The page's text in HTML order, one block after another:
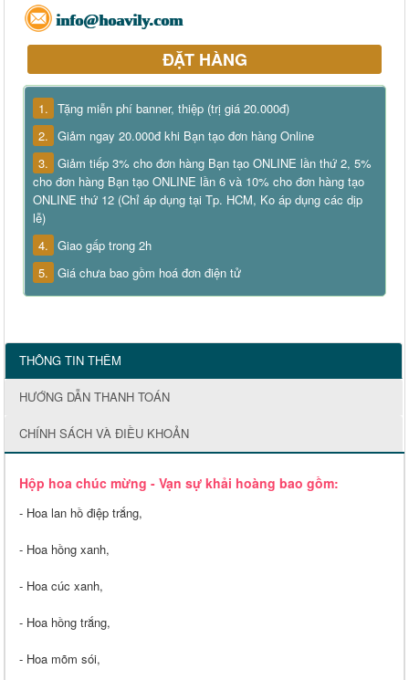
info@hoavily.com
ĐẶT HÀNG
1. Tặng miễn phí banner, thiệp (trị giá 20.000đ)
2. Giảm ngay 20.000đ khi Bạn tạo đơn hàng Online
3. Giảm tiếp 3% cho đơn hàng Bạn tạo ONLINE lần thứ 2, 5%
cho đơn hàng Bạn tạo ONLINE lần 6 và 10% cho đơn hàng tạo
ONLINE thứ 12 (Chỉ áp dụng tại Tp. HCM, Ko áp dụng các dịp
lễ)
4. Giao gấp trong 2h
5. Giá chưa bao gồm hoá đơn điện tử
THÔNG TIN THÊM
HƯỚNG DẪN THANH TOÁN
CHÍNH SÁCH VÀ ĐIỀU KHOẢN
Hộp hoa chúc mừng - Vạn sự khải hoàng bao gồm:
- Hoa lan hồ điệp trắng,
- Hoa hồng xanh,
- Hoa cúc xanh,
- Hoa hồng trắng,
- Hoa mõm sói,